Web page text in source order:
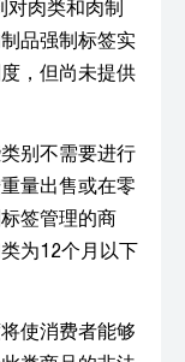
肉类和肉制
品强制标签实
，但尚未提供
别不需要进行
量出售或在零
签管理的商
为12个月以下
使消费者能够